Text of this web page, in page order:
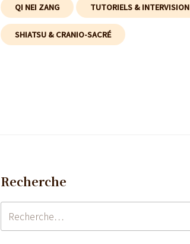
QI NEI ZANG TUTORIELS & INTERVISION
SHIATSU & CRANIO-SACRÉ
Recherche
pour